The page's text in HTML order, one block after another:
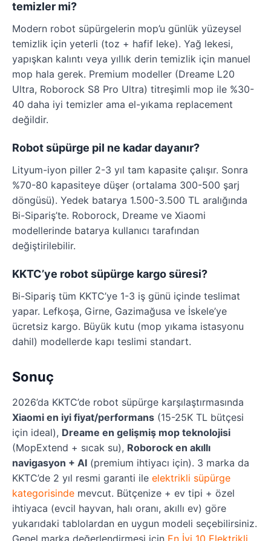
temizler mi?
Modern robot süpürgelerin mop’u günlük yüzeysel
temizlik için yeterli (toz + hafif leke). Yağ lekesi,
yapışkan kalıntı veya yıllık derin temizlik için manuel
mop hala gerek. Premium modeller (Dreame L20
Ultra, Roborock S8 Pro Ultra) titreşimli mop ile %30-
40 daha iyi temizler ama el-yıkama replacement
değildir.
Robot süpürge pil ne kadar dayanır?
Lityum-iyon piller 2-3 yıl tam kapasite çalışır. Sonra
%70-80 kapasiteye düşer (ortalama 300-500 şarj
döngüsü). Yedek batarya 1.500-3.500 TL aralığında
Bi-Sipariş’te. Roborock, Dreame ve Xiaomi
modellerinde batarya kullanıcı tarafından
değiştirilebilir.
KKTC’ye robot süpürge kargo süresi?
Bi-Sipariş tüm KKTC’ye 1-3 iş günü içinde teslimat
yapar. Lefkoşa, Girne, Gazimağusa ve İskele’ye
ücretsiz kargo. Büyük kutu (mop yıkama istasyonu
dahil) modellerde kapı teslimi standart.
Sonuç
2026’da KKTC’de robot süpürge karşılaştırmasında
Xiaomi en iyi fiyat/performans (15-25K TL bütçesi
için ideal), Dreame en gelişmiş mop teknolojisi
(MopExtend + sıcak su), Roborock en akıllı
navigasyon + AI (premium ihtiyacı için). 3 marka da
KKTC’de 2 yıl resmi garanti ile elektrikli süpürge
kategorisinde mevcut. Bütçenize + ev tipi + özel
ihtiyaca (evcil hayvan, halı oranı, akıllı ev) göre
yukarıdaki tablolardan en uygun modeli seçebilirsiniz.
Genel marka değerlendirmesi için En İyi 10 Elektrikli